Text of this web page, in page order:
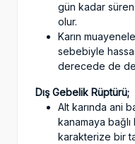
gün kadar süren
olur.
Karın
sebebiyle
derecede de
Dış Gebelik Rüptürü;
Alt karında ani
kanamaya
karakterize bir